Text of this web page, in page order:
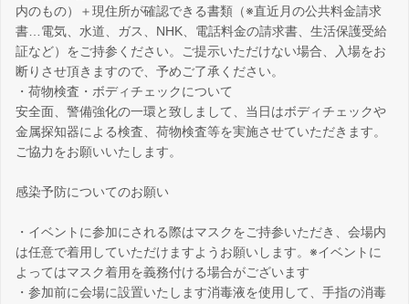
内のもの）＋現住所が確認できる書類（※直近月の公共料金請求
書…電気、水道、ガス、NHK、電話料金の請求書、生活保護受給
証など）をご持参ください。ご提示いただけない場合、入場をお
断りさせ頂きますので、予めご了承ください。
・荷物検査・ボディチェックについて
安全面、警備強化の一環と致しまして、当日はボディチェックや
金属探知器による検査、荷物検査等を実施させていただきます。
ご協力をお願いいたします。
感染予防についてのお願い
・イベントに参加にされる際はマスクをご持参いただき、会場内
は任意で着用していただけますようお願いします。※イベントに
よってはマスク着用を義務付ける場合がございます
・参加前に会場に設置いたします消毒液を使用して、手指の消毒